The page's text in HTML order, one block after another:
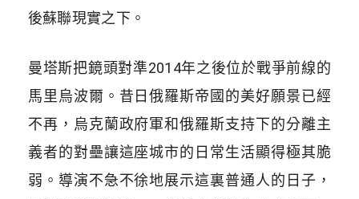
後蘇聯現實之下。
曼塔斯把鏡頭對準2014年之後位於戰爭前線的
馬里烏波爾。昔日俄羅斯帝國的美好願景已經
不再，烏克蘭政府軍和俄羅斯支持下的分離主
義者的對壘讓這座城市的日常生活顯得極其脆
弱。導演不急不徐地展示這裏普通人的日子，